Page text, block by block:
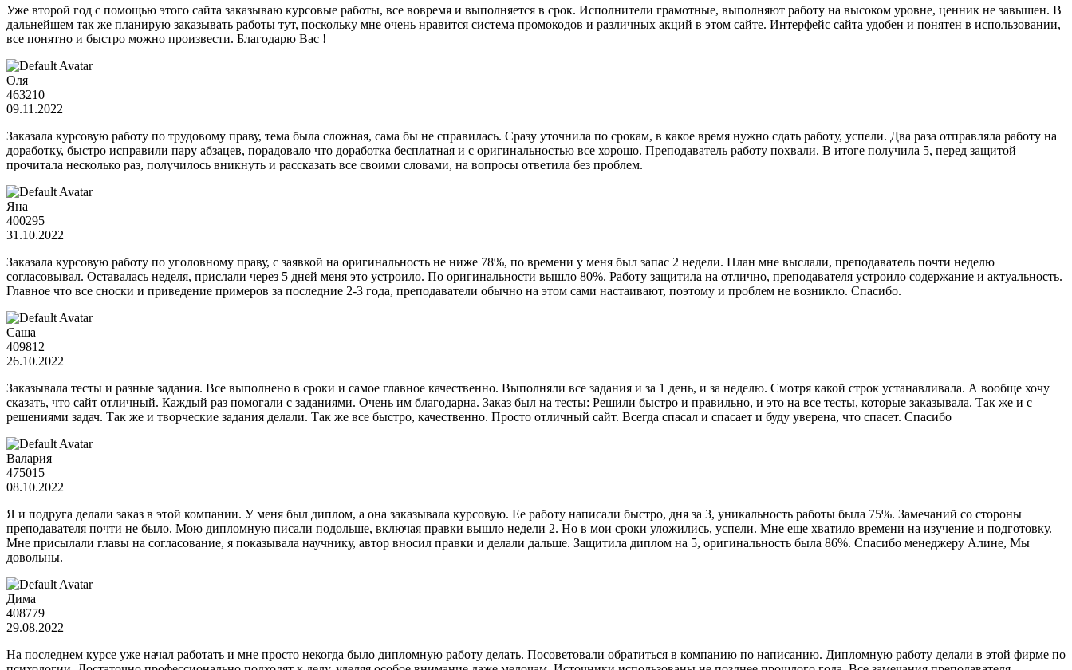
Уже второй год с помощью этого сайта заказываю курсовые работы, все вовремя и выполняется в срок. Исполнители грамотные, выполняют работу на высоком уровне, ценник не завышен. В
дальнейшем так же планирую заказывать работы тут, поскольку мне очень нравится система промокодов и различных акций в этом сайте. Интерфейс сайта удобен и понятен в использовании,
все понятно и быстро можно произвести. Благодарю Вас !
Оля
463210
09.11.2022
Заказала курсовую работу по трудовому праву, тема была сложная, сама бы не справилась. Сразу уточнила по срокам, в какое время нужно сдать работу, успели. Два раза отправляла работу на
доработку, быстро исправили пару абзацев, порадовало что доработка бесплатная и с оригинальностью все хорошо. Преподаватель работу похвали. В итоге получила 5, перед защитой
прочитала несколько раз, получилось вникнуть и рассказать все своими словами, на вопросы ответила без проблем.
Яна
400295
31.10.2022
Заказала курсовую работу по уголовному праву, с заявкой на оригинальность не ниже 78%, по времени у меня был запас 2 недели. План мне выслали, преподаватель почти неделю
согласовывал. Оставалась неделя, прислали через 5 дней меня это устроило. По оригинальности вышло 80%. Работу защитила на отлично, преподавателя устроило содержание и актуальность.
Главное что все сноски и приведение примеров за последние 2-3 года, преподаватели обычно на этом сами настаивают, поэтому и проблем не возникло. Спасибо.
Саша
409812
26.10.2022
Заказывала тесты и разные задания. Все выполнено в сроки и самое главное качественно. Выполняли все задания и за 1 день, и за неделю. Смотря какой строк устанавливала. А вообще хочу
сказать, что сайт отличный. Каждый раз помогали с заданиями. Очень им благодарна. Заказ был на тесты: Решили быстро и правильно, и это на все тесты, которые заказывала. Так же и с
решениями задач. Так же и творческие задания делали. Так же все быстро, качественно. Просто отличный сайт. Всегда спасал и спасает и буду уверена, что спасет. Спасибо
Валария
475015
08.10.2022
Я и подруга делали заказ в этой компании. У меня был диплом, а она заказывала курсовую. Ее работу написали быстро, дня за 3, уникальность работы была 75%. Замечаний со стороны
преподавателя почти не было. Мою дипломную писали подольше, включая правки вышло недели 2. Но в мои сроки уложились, успели. Мне еще хватило времени на изучение и подготовку.
Мне присылали главы на согласование, я показывала научнику, автор вносил правки и делали дальше. Защитила диплом на 5, оригинальность была 86%. Спасибо менеджеру Алине, Мы
довольны.
Дима
408779
29.08.2022
На последнем курсе уже начал работать и мне просто некогда было дипломную работу делать. Посоветовали обратиться в компанию по написанию. Дипломную работу делали в этой фирме по